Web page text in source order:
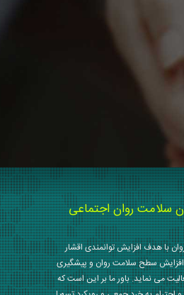
سلامت روان اجتماعی
با هدف افزایش توانمندی اقشار
سطح سلامت روان و پیشگیری
می نماید. باور ما بر این است که